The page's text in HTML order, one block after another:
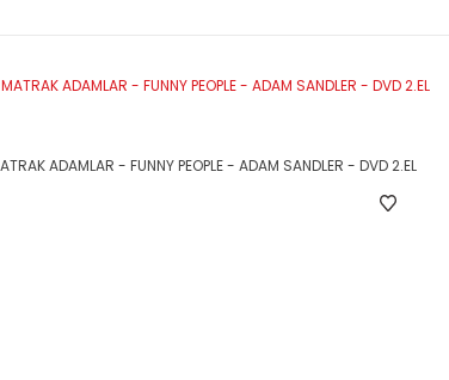
MATRAK ADAMLAR - FUNNY PEOPLE - ADAM SANDLER - DVD 2.EL